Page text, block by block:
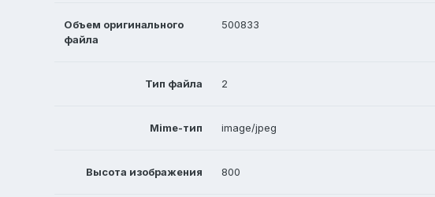
Объем оригинального
файла
500833
Тип файла 2
Mime-тип image/jpeg
Высота изображения 800